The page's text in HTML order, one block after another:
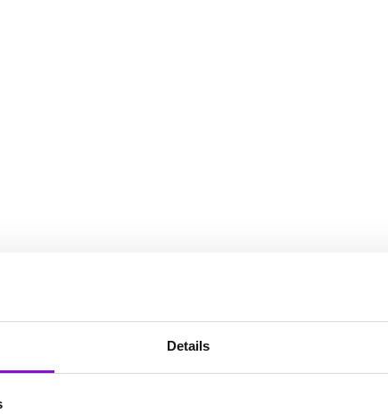
Details